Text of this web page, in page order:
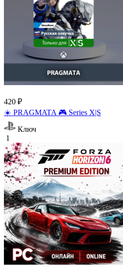
420 ₽
☀️ PRAGMATA 🎮 Series X|S
Ключ
1